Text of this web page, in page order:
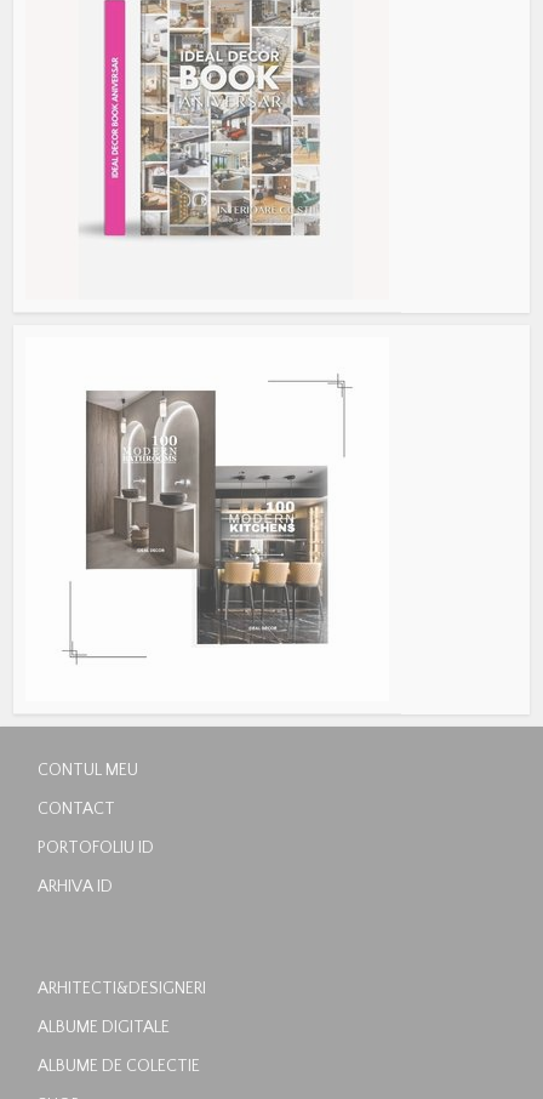
CONTUL MEU
CONTACT
PORTOFOLIU ID
ARHIVA ID
ARHITECTI&DESIGNERI
ALBUME DIGITALE
ALBUME DE COLECTIE